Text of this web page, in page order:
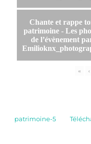
Chante et rappe
patrimoine - Les
de l’évènement
« ‹
patrimoine-5